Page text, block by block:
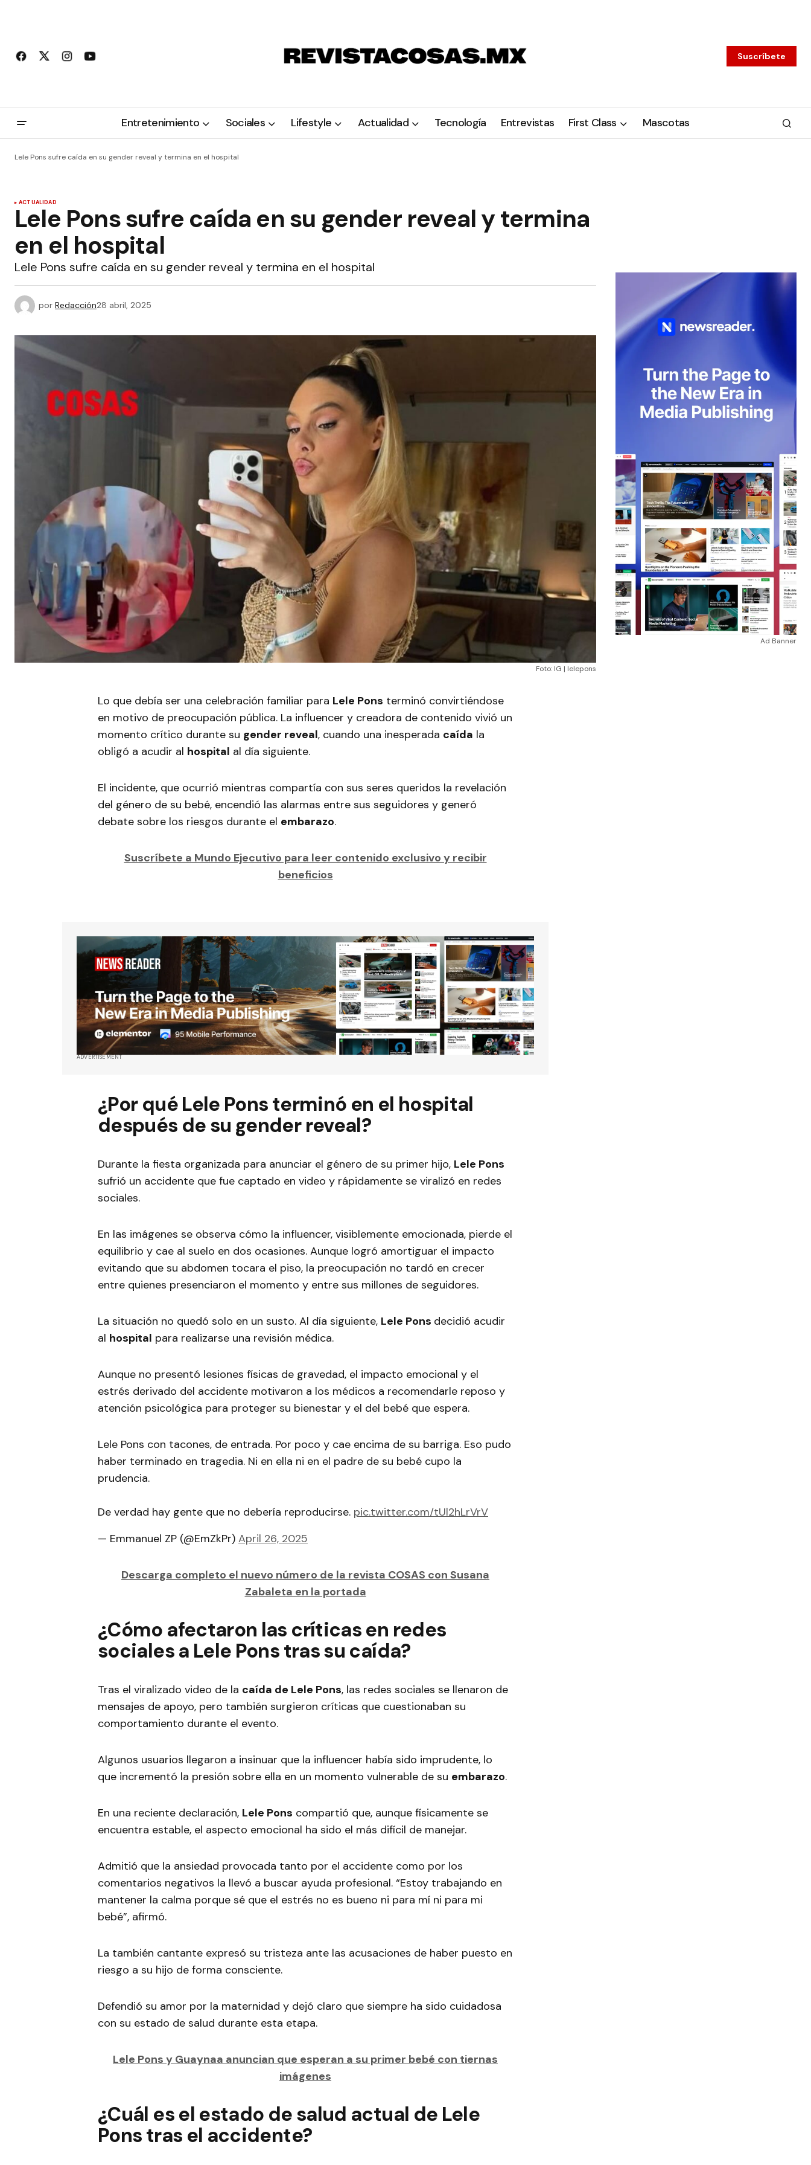
Suscríbete
Entretenimiento Sociales Lifestyle Actualidad Tecnología Entrevistas First Class Mascotas
Lele Pons sufre caída en su gender reveal y termina en el hospital
ACTUALIDAD
Lele Pons sufre caída en su gender reveal y termina
en el hospital
Lele Pons sufre caída en su gender reveal y termina en el hospital
por Redacción28 abril, 2025
Foto: IG | lelepons
Lo que debía ser una celebración familiar para Lele Pons terminó convirtiéndose
en motivo de preocupación pública. La influencer y creadora de contenido vivió un
momento crítico durante su gender reveal, cuando una inesperada caída la
obligó a acudir al hospital al día siguiente.
El incidente, que ocurrió mientras compartía con sus seres queridos la revelación
del género de su bebé, encendió las alarmas entre sus seguidores y generó
debate sobre los riesgos durante el embarazo.
Suscríbete a Mundo Ejecutivo para leer contenido exclusivo y recibir
beneficios
ADVERTISEMENT
¿Por qué Lele Pons terminó en el hospital
después de su gender reveal?
Durante la fiesta organizada para anunciar el género de su primer hijo, Lele Pons
sufrió un accidente que fue captado en video y rápidamente se viralizó en redes
sociales.
En las imágenes se observa cómo la influencer, visiblemente emocionada, pierde el
equilibrio y cae al suelo en dos ocasiones. Aunque logró amortiguar el impacto
evitando que su abdomen tocara el piso, la preocupación no tardó en crecer
entre quienes presenciaron el momento y entre sus millones de seguidores.
La situación no quedó solo en un susto. Al día siguiente, Lele Pons decidió acudir
al hospital para realizarse una revisión médica.
Aunque no presentó lesiones físicas de gravedad, el impacto emocional y el
estrés derivado del accidente motivaron a los médicos a recomendarle reposo y
atención psicológica para proteger su bienestar y el del bebé que espera.
Lele Pons con tacones, de entrada. Por poco y cae encima de su barriga. Eso pudo
haber terminado en tragedia. Ni en ella ni en el padre de su bebé cupo la
prudencia.
De verdad hay gente que no debería reproducirse. pic.twitter.com/tUl2hLrVrV
— Emmanuel ZP (@EmZkPr) April 26, 2025
Descarga completo el nuevo número de la revista COSAS con Susana
Zabaleta en la portada
¿Cómo afectaron las críticas en redes
sociales a Lele Pons tras su caída?
Tras el viralizado video de la caída de Lele Pons, las redes sociales se llenaron de
mensajes de apoyo, pero también surgieron críticas que cuestionaban su
comportamiento durante el evento.
Algunos usuarios llegaron a insinuar que la influencer había sido imprudente, lo
que incrementó la presión sobre ella en un momento vulnerable de su embarazo.
En una reciente declaración, Lele Pons compartió que, aunque físicamente se
encuentra estable, el aspecto emocional ha sido el más difícil de manejar.
Admitió que la ansiedad provocada tanto por el accidente como por los
comentarios negativos la llevó a buscar ayuda profesional. “Estoy trabajando en
mantener la calma porque sé que el estrés no es bueno ni para mí ni para mi
bebé”, afirmó.
La también cantante expresó su tristeza ante las acusaciones de haber puesto en
riesgo a su hijo de forma consciente.
Defendió su amor por la maternidad y dejó claro que siempre ha sido cuidadosa
con su estado de salud durante esta etapa.
Lele Pons y Guaynaa anuncian que esperan a su primer bebé con tiernas
imágenes
¿Cuál es el estado de salud actual de Lele
Pons tras el accidente?
Ad Banner